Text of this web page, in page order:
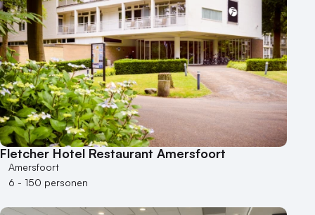
Fletcher Hotel Restaurant Amersfoort
Amersfoort
6 - 150 personen